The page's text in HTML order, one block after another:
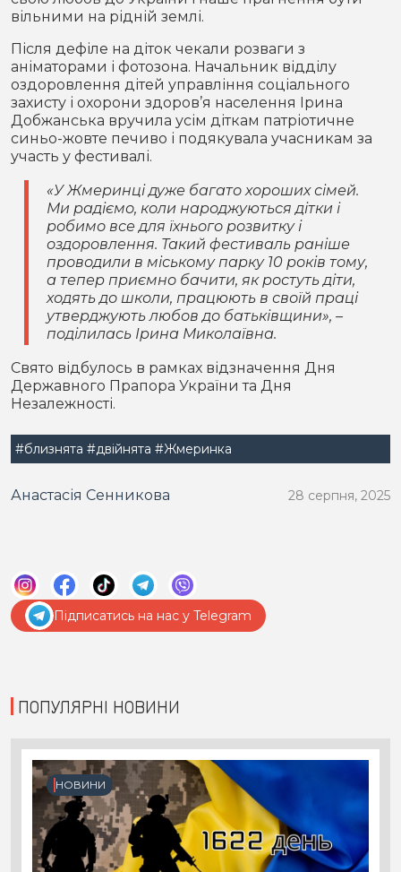
вільними на рідній землі.
Після дефіле на діток чекали розваги з
аніматорами і фотозона. Начальник відділу
оздоровлення дітей управління соціального
захисту і охорони здоров’я населення Ірина
Добжанська вручила усім діткам патріотичне
синьо-жовте печиво і подякувала учасникам за
участь у фестивалі.
«У Жмеринці дуже багато хороших сімей.
Ми радіємо, коли народжуються дітки і
робимо все для їхнього розвитку і
оздоровлення. Такий фестиваль раніше
проводили в міському парку 10 років тому,
а тепер приємно бачити, як ростуть діти,
ходять до школи, працюють в своїй праці
утверджують любов до батьківщини», –
поділилась Ірина Миколаївна.
Свято відбулось в рамках відзначення Дня
Державного Прапора України та Дня
Незалежності.
#близнята #двійнята #Жмеринка
Анастасія Сенникова 28 серпня, 2025
Підписатись на нас у Telegram
ПОПУЛЯРНІ НОВИНИ
НОВИНИ